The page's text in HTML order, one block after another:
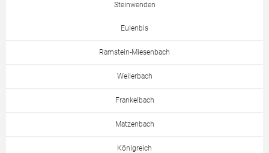
Steinwenden
Eulenbis
Ramstein-Miesenbach
Weilerbach
Frankelbach
Matzenbach
Königreich